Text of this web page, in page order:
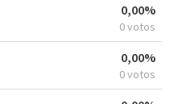
0,00%
0 votos
0,00%
0 votos